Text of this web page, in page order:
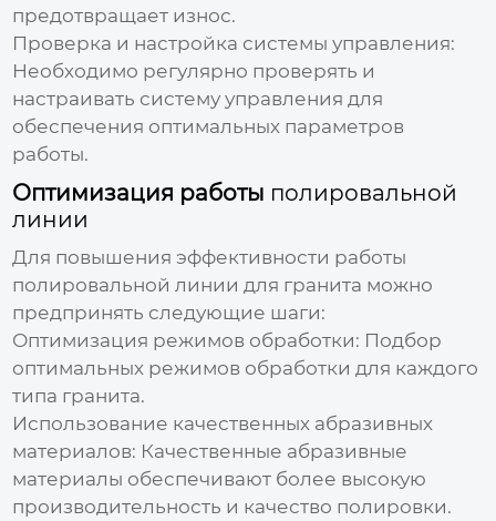
предотвращает износ.
Проверка и настройка системы управления:
Необходимо регулярно проверять и
настраивать систему управления для
обеспечения оптимальных параметров
работы.
Оптимизация работы полировальной
линии
Для повышения эффективности работы
полировальной линии для гранита можно
предпринять следующие шаги:
Оптимизация режимов обработки: Подбор
оптимальных режимов обработки для каждого
типа гранита.
Использование качественных абразивных
материалов: Качественные абразивные
материалы обеспечивают более высокую
производительность и качество полировки.